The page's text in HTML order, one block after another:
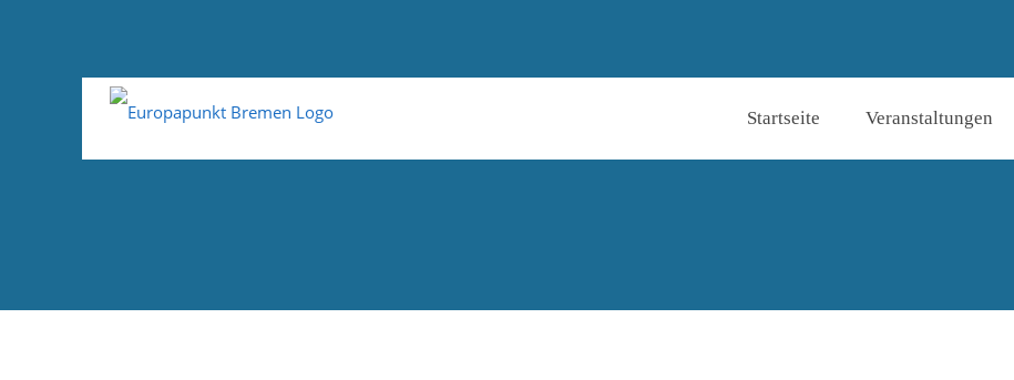
Startseite Veranstaltungen